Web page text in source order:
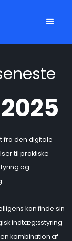
fra den digitale
til praktiske
og
kan finde sin
indtægtsstyring
kombination af